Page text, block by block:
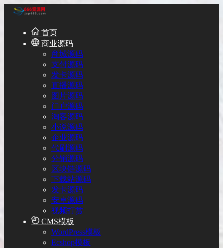
首页
商业源码
商城源码
支付源码
发卡源码
直播源码
图片源码
门户源码
淘客源码
小说源码
企业源码
代刷源码
分销源码
区块链源码
下载站源码
发卡源码
安卓源码
视频打赏
CMS模板
WordPress模板
Ecshop模板